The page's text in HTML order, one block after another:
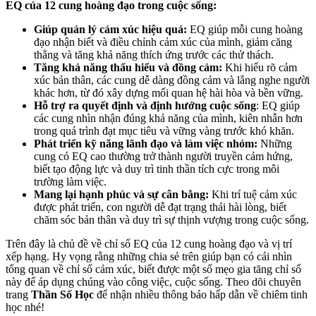
EQ của 12 cung hoàng đạo trong cuộc sống:
Giúp quản lý cảm xúc hiệu quả: EQ giúp mỗi cung hoàng
đạo nhận biết và điều chỉnh cảm xúc của mình, giảm căng
thẳng và tăng khả năng thích ứng trước các thử thách.
Tăng khả năng thấu hiểu và đồng cảm: Khi hiểu rõ cảm
xúc bản thân, các cung dễ dàng đồng cảm và lắng nghe người
khác hơn, từ đó xây dựng mối quan hệ hài hòa và bền vững.
Hỗ trợ ra quyết định và định hướng cuộc sống: EQ giúp
các cung nhìn nhận đúng khả năng của mình, kiên nhẫn hơn
trong quá trình đạt mục tiêu và vững vàng trước khó khăn.
Phát triển kỹ năng lãnh đạo và làm việc nhóm: Những
cung có EQ cao thường trở thành người truyền cảm hứng,
biết tạo động lực và duy trì tinh thần tích cực trong môi
trường làm việc.
Mang lại hạnh phúc và sự cân bằng: Khi trí tuệ cảm xúc
được phát triển, con người dễ đạt trạng thái hài lòng, biết
chăm sóc bản thân và duy trì sự thịnh vượng trong cuộc sống.
Trên đây là chủ đề về chỉ số EQ của 12 cung hoàng đạo và vị trí
xếp hạng. Hy vọng rằng những chia sẻ trên giúp bạn có cái nhìn
tổng quan về chỉ số cảm xúc, biết được một số mẹo gia tăng chỉ số
này để áp dụng chúng vào công việc, cuộc sống. Theo dõi chuyên
trang Thần Số Học để nhận nhiều thông báo hấp dẫn về chiêm tinh
học nhé!